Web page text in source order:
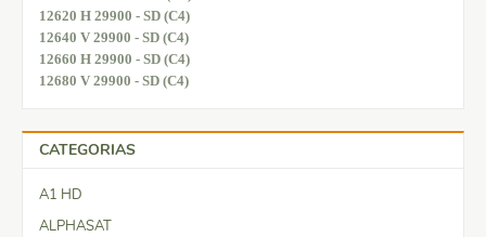
12620 H 29900 - SD (C4)
12640 V 29900 - SD (C4)
12660 H 29900 - SD (C4)
12680 V 29900 - SD (C4)
CATEGORIAS
A1 HD
ALPHASAT